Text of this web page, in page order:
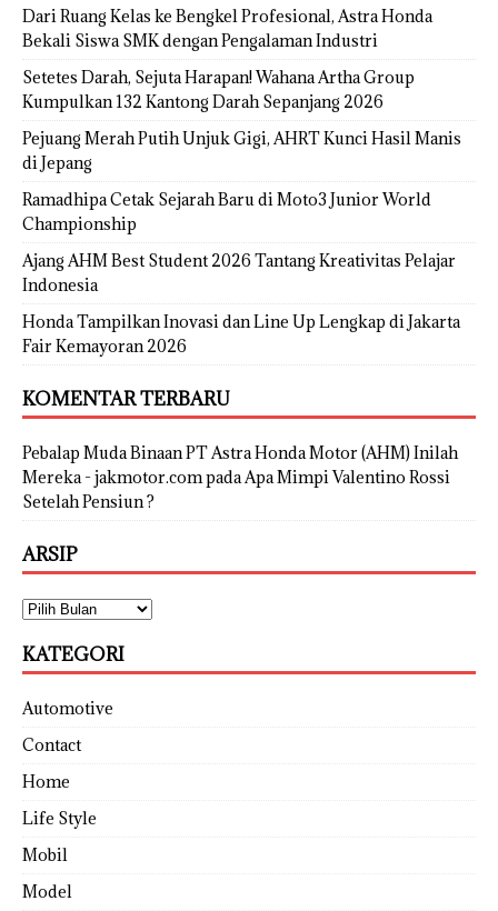
Dari Ruang Kelas ke Bengkel Profesional, Astra Honda
Bekali Siswa SMK dengan Pengalaman Industri
Setetes Darah, Sejuta Harapan! Wahana Artha Group
Kumpulkan 132 Kantong Darah Sepanjang 2026
Pejuang Merah Putih Unjuk Gigi, AHRT Kunci Hasil Manis
di Jepang
Ramadhipa Cetak Sejarah Baru di Moto3 Junior World
Championship
Ajang AHM Best Student 2026 Tantang Kreativitas Pelajar
Indonesia
Honda Tampilkan Inovasi dan Line Up Lengkap di Jakarta
Fair Kemayoran 2026
KOMENTAR TERBARU
Pebalap Muda Binaan PT Astra Honda Motor (AHM) Inilah
Mereka - jakmotor.compadaApa Mimpi Valentino Rossi
Setelah Pensiun ?
ARSIP
KATEGORI
Automotive
Contact
Home
Life Style
Mobil
Model